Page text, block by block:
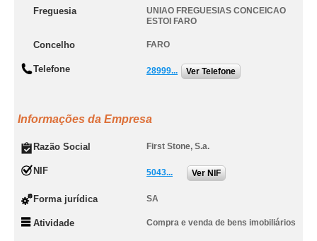
Freguesia
UNIAO FREGUESIAS CONCEICAO
ESTOI FARO
Concelho FARO
Telefone 28999... Ver Telefone
Informações da Empresa
Razão Social First Stone, S.a.
NIF 5043... Ver NIF
Forma jurídica SA
Atividade Compra e venda de bens imobiliários